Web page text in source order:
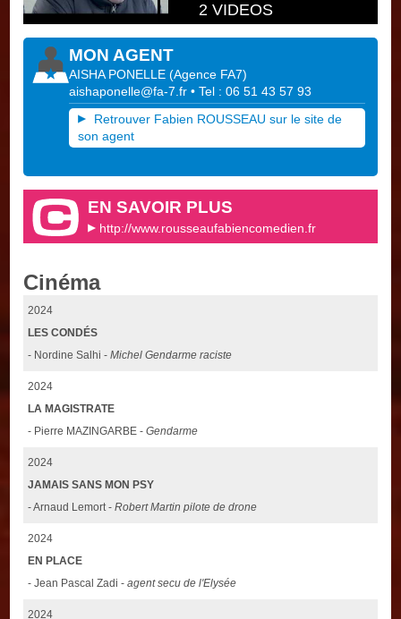
2 VIDEOS
MON AGENT
AISHA PONELLE (Agence FA7)
aishaponelle@fa-7.fr • Tel : 06 51 43 57 93
Retrouver Fabien ROUSSEAU sur le site de
son agent
EN SAVOIR PLUS
http://www.rousseaufabiencomedien.fr
Cinéma
2024
LES CONDÉS
- Nordine Salhi -Michel Gendarme raciste
2024
LA MAGISTRATE
- Pierre MAZINGARBE -Gendarme
2024
JAMAIS SANS MON PSY
- Arnaud Lemort -Robert Martin pilote de drone
2024
EN PLACE
- Jean Pascal Zadi -agent secu de l'Elysée
2024